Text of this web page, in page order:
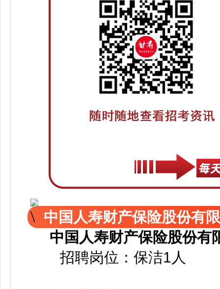
中国人寿财产保险股份有
中国人寿财产保险股份有
招聘岗位：保洁1人